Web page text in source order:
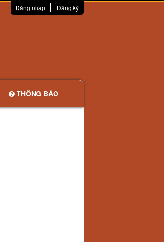
Đăng nhập Đăng ký
THÔNG BÁO